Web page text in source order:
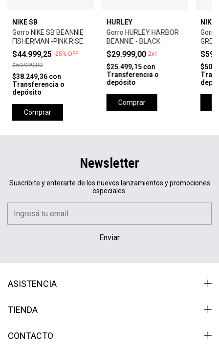
NIKE SB
Gorro NIKE SB BEANNIE
FISHERMAN -PINK RISE
$44.999,25 -25% OFF
$59.999,00
$38.249,36 con
Transferencia o
depósito
Comprar
HURLEY
Gorro HURLEY HARBOR
BEANNIE - BLACK
$29.999,00 2x1
$25.499,15con
Transferencia o
depósito
Comprar
NIKE
Gorro
Newsletter
Suscribite y enterarte de los nuevos lanzamientos y promociones
especiales.
ASISTENCIA
TIENDA
CONTACTO